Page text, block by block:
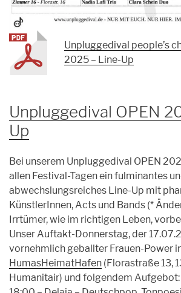
Unpluggedival people’s
2025 – Line-Up
Unpluggedival OPEN
Up
Bei unserem Unpluggedival OPEN
allen Festival-Tagen ein fulminantes
abwechslungsreiches Line-Up mit
KünstlerInnen, Acts und Bands (*
Irrtümer, wie im richtigen Leben,
Unser Auftakt-Donnerstag, der
vornehmlich geballter Frauen-Power
HumasHeimatHafen (Florastraße 13,
Humanitair) und folgendem Aufgebot: